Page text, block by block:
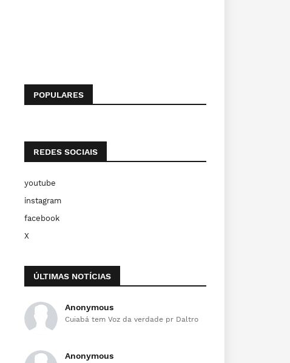
POPULARES
REDES SOCIAIS
youtube
instagram
facebook
X
ÚLTIMAS NOTÍCIAS
Anonymous
Cuiabá tem Voz da verdade pr Daltro
Anonymous